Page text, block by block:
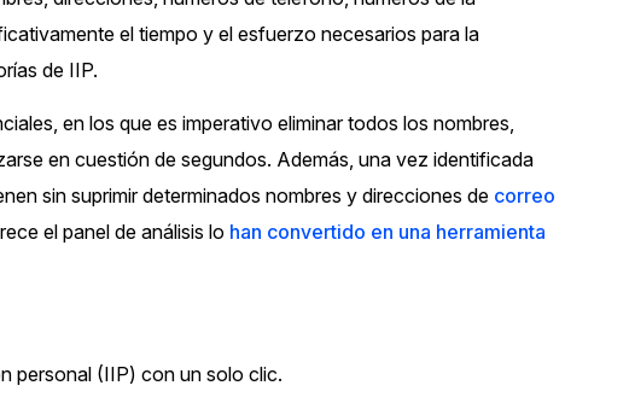
Servicios Financieros
Vea cómo los clientes usan
Centro de Ayuda
Obtenga respuestas a sus
CaseGuard
el tiempo y el esfuerzo necesarios para la
de IIP.
en los que es imperativo eliminar todos los nombres,
en cuestión de segundos. Además, una vez identificada
sin suprimir determinados nombres y direcciones de correo
el panel de análisis lo han convertido en una herramienta
personal (IIP) con un solo clic.